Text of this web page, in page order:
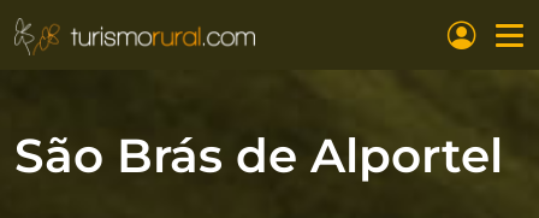
Pasar al contenido principal
São Brás de Alportel